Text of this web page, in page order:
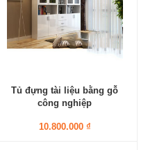
Tủ đựng tài liệu bằng gỗ
công nghiệp
10.800.000 ₫